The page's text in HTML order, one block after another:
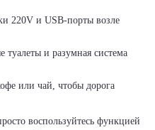
220V и USB-порты возле
туалеты и разумная система
или чай, чтобы дорога
воспользуйтесь функцией